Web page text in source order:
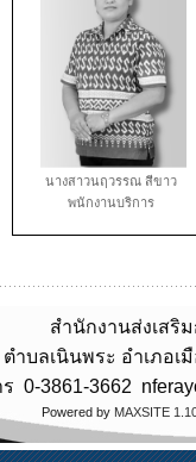
นางสาวนฤวรรณ สีขาว
พนักงานบริการ
สำนักงานส่งเสริ
บลเนินพระ อำเภอเ
0-3861-3662
Powered by MAXSITE